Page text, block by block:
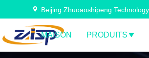
Beijing Zhuoaoshipeng
MAISON PRODUITS